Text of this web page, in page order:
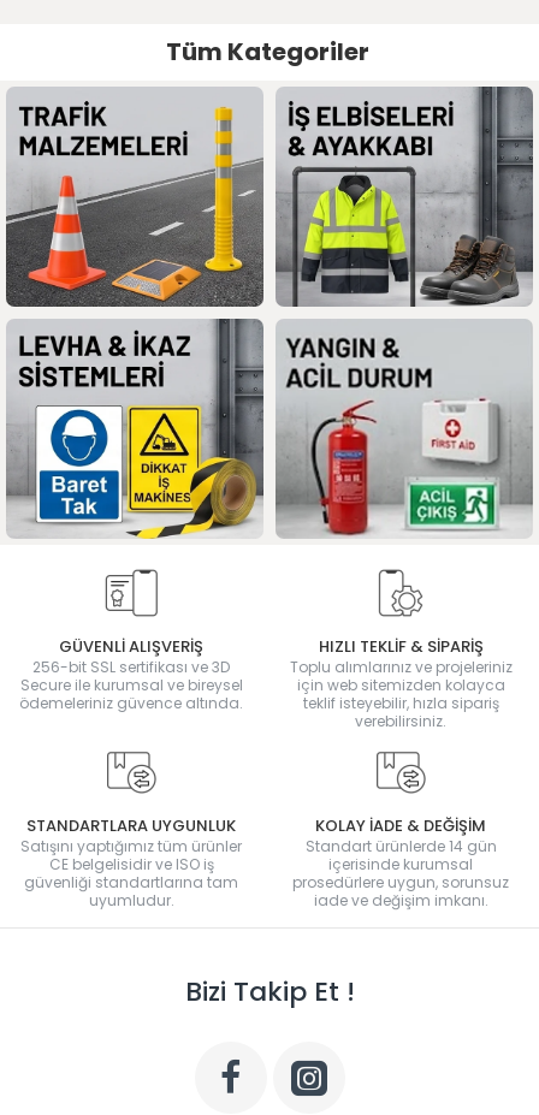
Tüm Kategoriler
GÜVENLİ ALIŞVERİŞ
256-bit SSL sertifikası ve 3D
Secure ile kurumsal ve bireysel
ödemeleriniz güvence altında.
HIZLI TEKLİF & SİPARİŞ
Toplu alımlarınız ve projeleriniz
için web sitemizden kolayca
teklif isteyebilir, hızla sipariş
verebilirsiniz.
STANDARTLARA UYGUNLUK
Satışını yaptığımız tüm ürünler
CE belgelisidir ve ISO iş
güvenliği standartlarına tam
uyumludur.
KOLAY İADE & DEĞİŞİM
Standart ürünlerde 14 gün
içerisinde kurumsal
prosedürlere uygun, sorunsuz
iade ve değişim imkanı.
Bizi Takip Et !